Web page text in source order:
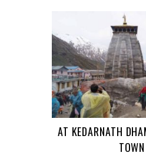
AT KEDARNATH
TOWN